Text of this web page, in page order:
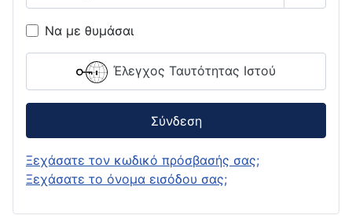
Να με θυμάσαι
Έλεγχος Ταυτότητας Ιστού
Σύνδεση
Ξεχάσατε τον κωδικό πρόσβασής σας;
Ξεχάσατε το όνομα εισόδου σας;